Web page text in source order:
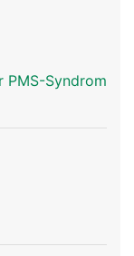
PMS-Syndrom